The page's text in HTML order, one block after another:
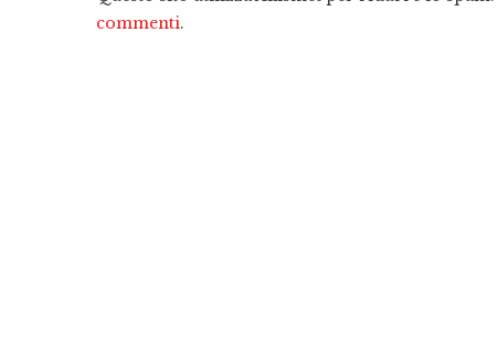
commenti.